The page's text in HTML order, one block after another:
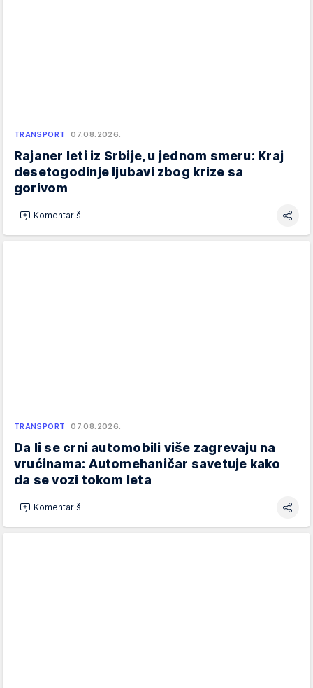
TRANSPORT 07.08.2026.
Rajaner leti iz Srbije, u jednom smeru: Kraj
desetogodinje ljubavi zbog krize sa
gorivom
Komentariši
TRANSPORT 07.08.2026.
Da li se crni automobili više zagrevaju na
vrućinama: Automehaničar savetuje kako
da se vozi tokom leta
Komentariši